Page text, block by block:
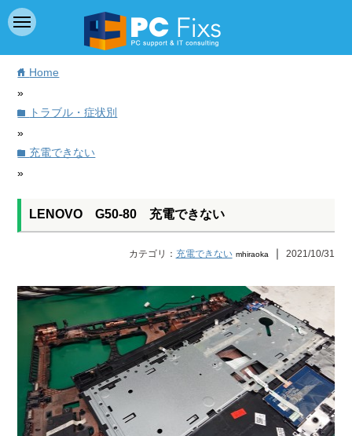
home Home
»
folder
トラブル・症状別
»
folder 充電できない
»
LENOVO G50-80 充電できない
カテゴリ： 充電できない mhiraoka ｜ 2021/10/31